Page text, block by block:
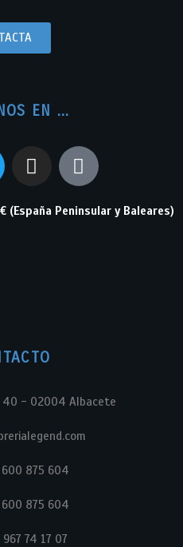
EN ...
(España Peninsular y Baleares)
40 - 02004 Albacete
875 604
875 604
74 17 07